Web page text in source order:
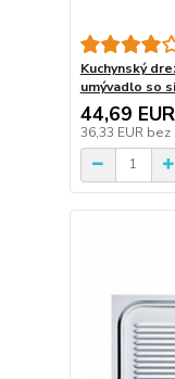
Kuchynský
umývadlo so
44,69 EUR
36,33 EUR bez